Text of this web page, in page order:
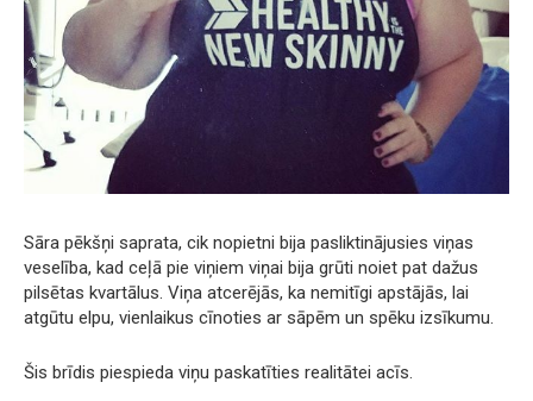
Sāra pēkšņi saprata, cik nopietni bija pasliktinājusies viņas
veselība, kad ceļā pie viņiem viņai bija grūti noiet pat dažus
pilsētas kvartālus. Viņa atcerējās, ka nemitīgi apstājās, lai
atgūtu elpu, vienlaikus cīnoties ar sāpēm un spēku izsīkumu.
Šis brīdis piespieda viņu paskatīties realitātei acīs.